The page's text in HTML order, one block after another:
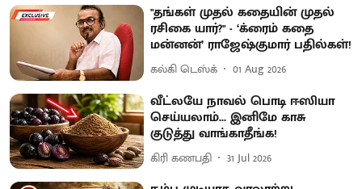
"தங்கள் முதல் கதையின் முதல்
ரசிகை யார்?" - ‘க்ரைம் கதை
மன்னன்’ ராஜேஷ்குமார் பதில்கள்!
கல்கி டெஸ்க் 01 Aug 2026
வீட்லயே நாவல் பொடி ஈஸியா
செய்யலாம்... இனிமே காசு
குடுத்து வாங்காதீங்க!
கிரி கணபதி 31 Jul 2026